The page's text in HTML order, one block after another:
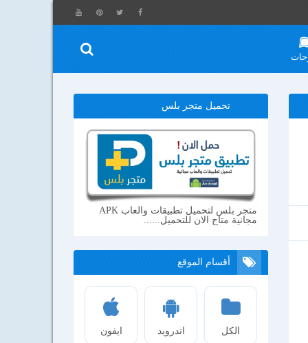
تحميل متجر بلس
متجر بلس لتحميل تطبيقات والعاب APK
مجانية متاح الان للتحميل......
أقسام الموقع
الكل اندرويد ايفون